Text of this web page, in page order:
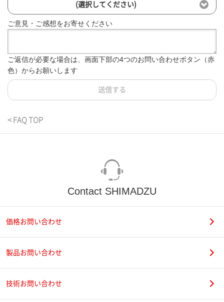
(選択してください)
ご意見・ご感想をお寄せください
ご返信が必要な場合は、画面下部の4つのお問い合わせボタン（赤
色）からお願いします
送信する
< FAQ TOP
Contact SHIMADZU
価格お問い合わせ
製品お問い合わせ
技術お問い合わせ